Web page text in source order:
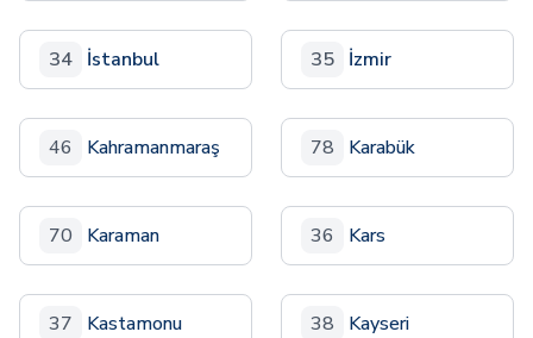
34 İstanbul 35 İzmir
46 Kahramanmaraş 78 Karabük
70 Karaman 36 Kars
37 Kastamonu 38 Kayseri